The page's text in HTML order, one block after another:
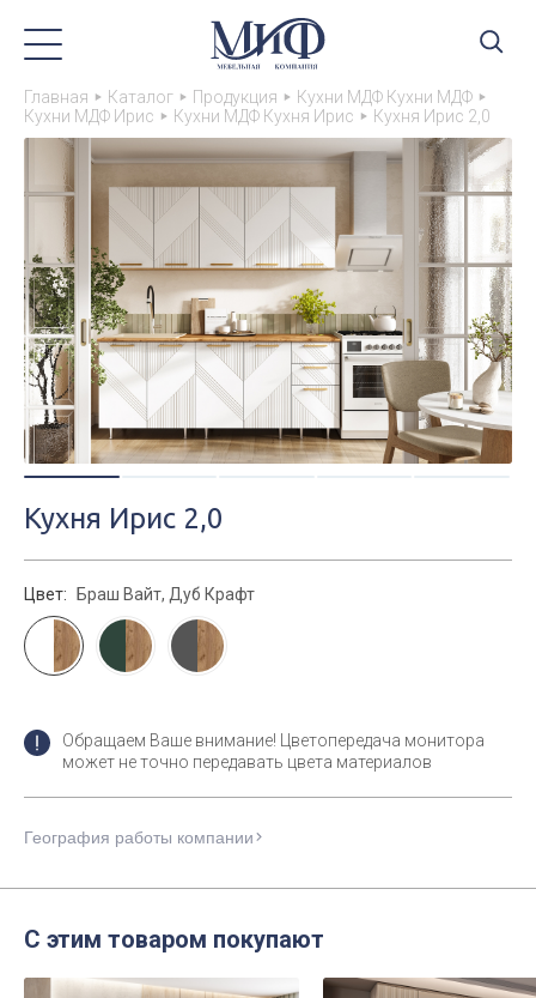
Главная Каталог Продукция
Кухни МДФ Кухни МДФ
Кухни МДФ Ирис
Кухни МДФ Кухня Ирис Кухня Ирис 2,0
Кухня Ирис 2,0
Цвет: Браш Вайт, Дуб Крафт
Обращаем Ваше внимание! Цветопередача монитора
может не точно передавать цвета материалов
География работы компании
С этим товаром покупают